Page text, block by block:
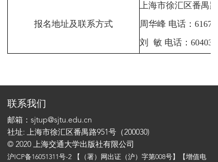
报名地址及联系方式
上海市徐汇区番禺路
周华峰 电话：
刘 敏 电话：
联系我们
邮箱：sjtup@sjtu.edu.cn
社址: 上海市徐汇区番禺路951号（200030)
© 2020 上海交通大学出版社有限公司
沪ICP备16051311号-2 【（署）网出证（沪）字第008号】【增值电